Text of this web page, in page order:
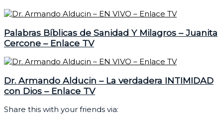
Palabras Bíblicas de Sanidad Y Milagros – Juanita
Cercone – Enlace TV
Dr. Armando Alducin – La verdadera INTIMIDAD
con Dios – Enlace TV
Share this with your friends via: